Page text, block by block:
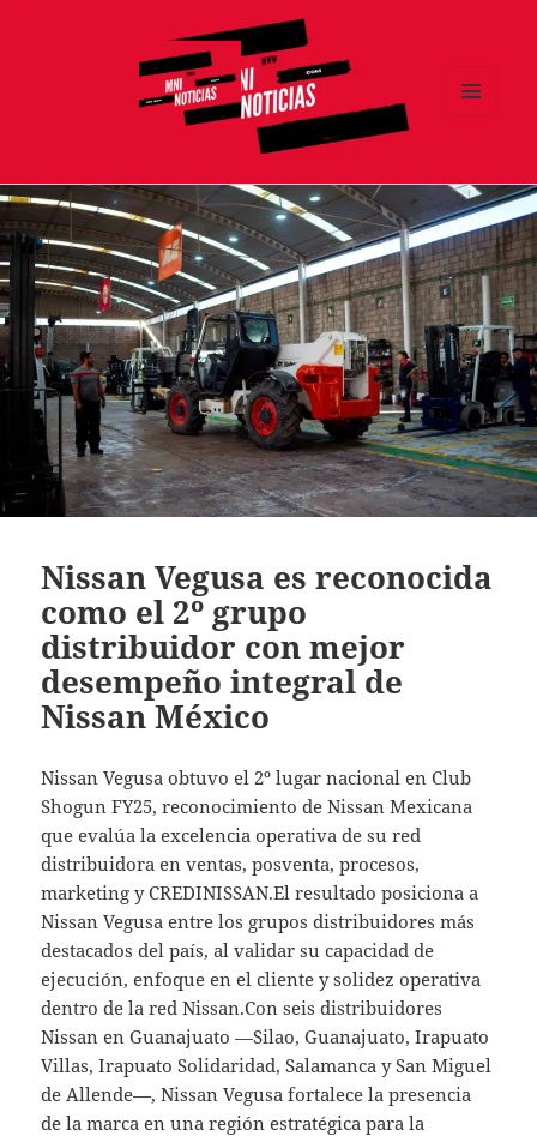
Nissan Vegusa es reconocida
como el 2º grupo
distribuidor con mejor
desempeño integral de
Nissan México
Nissan Vegusa obtuvo el 2º lugar nacional en Club
Shogun FY25, reconocimiento de Nissan Mexicana
que evalúa la excelencia operativa de su red
distribuidora en ventas, posventa, procesos,
marketing y CREDINISSAN.El resultado posiciona a
Nissan Vegusa entre los grupos distribuidores más
destacados del país, al validar su capacidad de
ejecución, enfoque en el cliente y solidez operativa
dentro de la red Nissan.Con seis distribuidores
Nissan en Guanajuato —Silao, Guanajuato, Irapuato
Villas, Irapuato Solidaridad, Salamanca y San Miguel
de Allende—, Nissan Vegusa fortalece la presencia
de la marca en una región estratégica para la